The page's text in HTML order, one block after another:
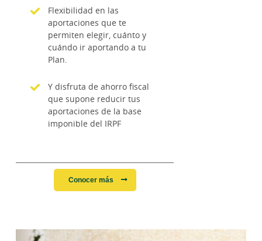
Flexibilidad en las
aportaciones que te
permiten elegir, cuánto y
cuándo ir aportando a tu
Plan.
Y disfruta de ahorro fiscal
que supone reducir tus
aportaciones de la base
imponible del IRPF
Conocer más